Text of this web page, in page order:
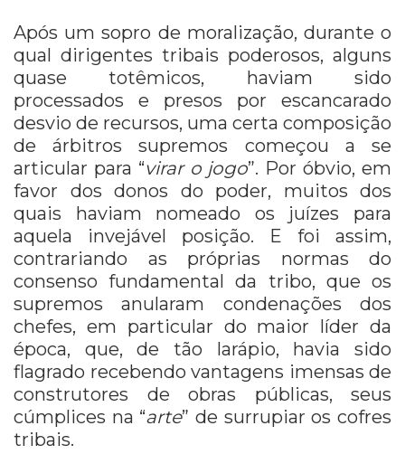
Após um sopro de moralização, durante o
qual dirigentes tribais poderosos, alguns
quase totêmicos, haviam sido
processados e presos por escancarado
desvio de recursos, uma certa composição
de árbitros supremos começou a se
articular para “virar o jogo”. Por óbvio, em
favor dos donos do poder, muitos dos
quais haviam nomeado os juízes para
aquela invejável posição. E foi assim,
contrariando as próprias normas do
consenso fundamental da tribo, que os
supremos anularam condenações dos
chefes, em particular do maior líder da
época, que, de tão larápio, havia sido
flagrado recebendo vantagens imensas de
construtores de obras públicas, seus
cúmplices na “arte” de surrupiar os cofres
tribais.